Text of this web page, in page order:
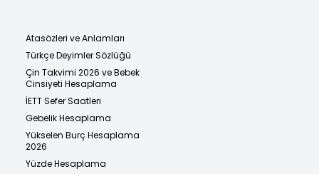
Atasözleri ve Anlamları
Türkçe Deyimler Sözlüğü
Çin Takvimi 2026 ve Bebek
Cinsiyeti Hesaplama
İETT Sefer Saatleri
Gebelik Hesaplama
Yükselen Burç Hesaplama
2026
Yüzde Hesaplama